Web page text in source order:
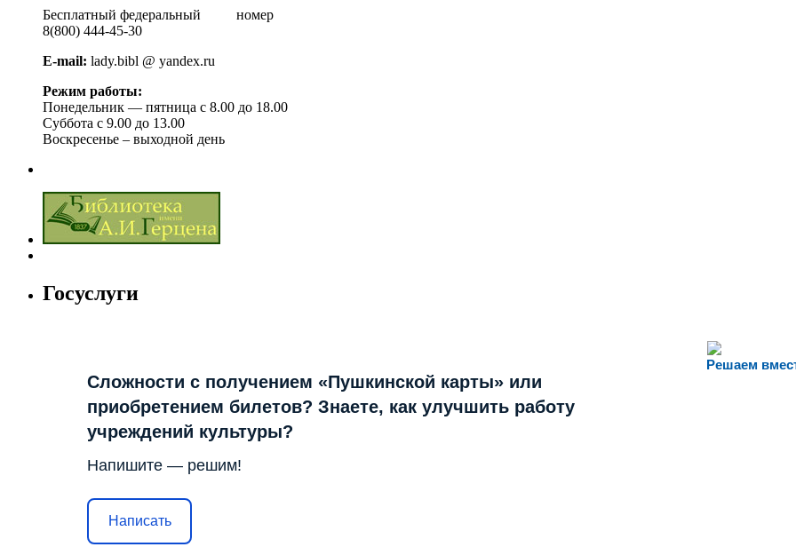
Бесплатный федеральный номер
8(800) 444-45-30
E-mail: lady.bibl @ yandex.ru
Режим работы:
Понедельник — пятница с 8.00 до 18.00
Суббота с 9.00 до 13.00
Воскресенье – выходной день
Госуслуги
Решаем
Сложности с получением «Пушкинской карты» или
приобретением билетов? Знаете, как улучшить работу
учреждений культуры?
Напишите — решим!
Написать